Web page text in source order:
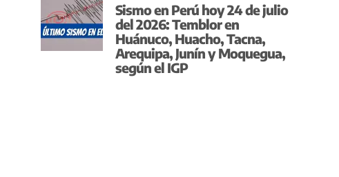
Sismo en Perú hoy 24 de julio
del 2026: Temblor en
Huánuco, Huacho, Tacna,
Arequipa, Junín y Moquegua,
según el IGP